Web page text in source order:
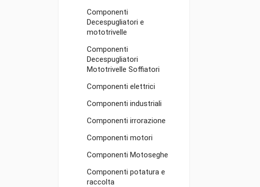
Componenti
Decespugliatori e
mototrivelle
Componenti
Decespugliatori
Mototrivelle Soffiatori
Componenti elettrici
Componenti industriali
Componenti irrorazione
Componenti motori
Componenti Motoseghe
Componenti potatura e
raccolta